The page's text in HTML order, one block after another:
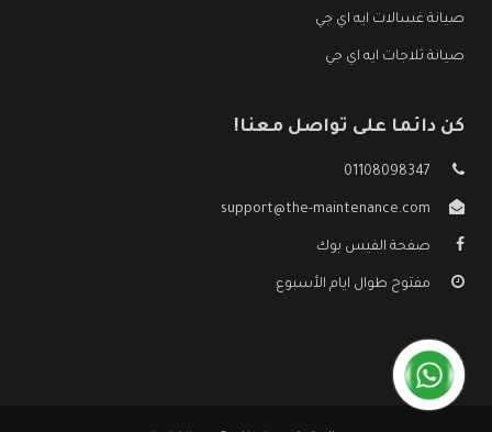
صيانة غسالات ايه اي جي
صيانة ثلاجات ايه اي جي
كن دائما على تواصل معنا!
01108098347
support@the-maintenance.com
صفحة الفيس بوك
مفتوح طوال ايام الأسبوع